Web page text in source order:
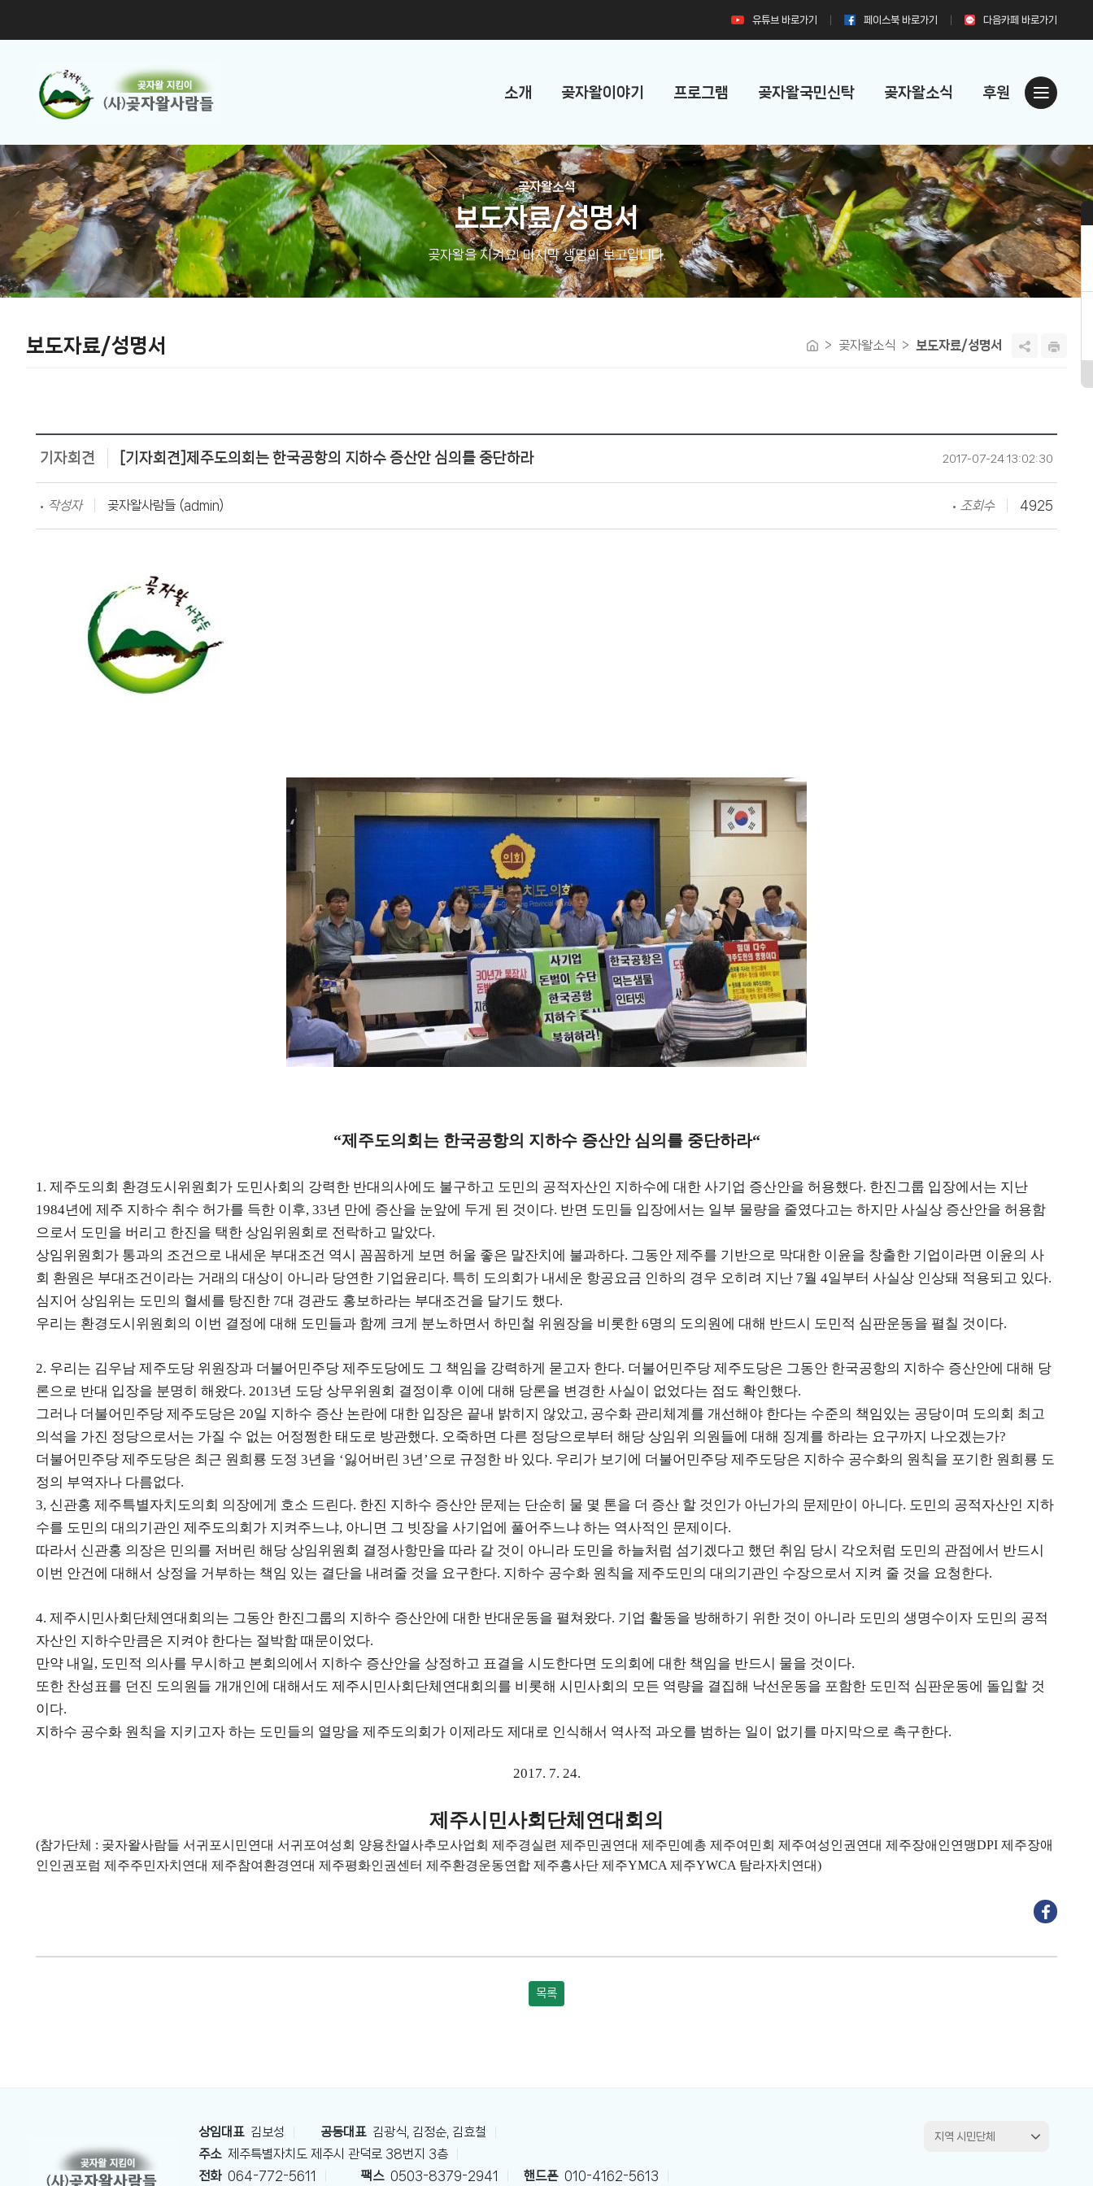
유튜브 바로가기 페이스북 바로가기 다음카페 바로가기
소개 곶자왈이야기 프로그램 곶자왈국민신탁 곶자왈소식 후원
곶자왈소식
보도자료/성명서
곶자왈을 지켜요! 마지막 생명의 보고입니다.
보도자료/성명서 곶자왈소식 보도자료/성명서
기자회견 [기자회견]제주도의회는 한국공항의 지하수 증산안 심의를 중단하라 2017-07-24 13:02:30
작성자 곶자왈사람들 (admin) 조회수 4925
“제주도의회는 한국공항의 지하수 증산안 심의를 중단하라“
1. 제주도의회 환경도시위원회가 도민사회의 강력한 반대의사에도 불구하고 도민의 공적자산인 지하수에 대한 사기업 증산안을 허용했다. 한진그룹 입장에서는 지난
1984년에 제주 지하수 취수 허가를 득한 이후, 33년 만에 증산을 눈앞에 두게 된 것이다. 반면 도민들 입장에서는 일부 물량을 줄였다고는 하지만 사실상 증산안을 허용함
으로서 도민을 버리고 한진을 택한 상임위원회로 전락하고 말았다.
상임위원회가 통과의 조건으로 내세운 부대조건 역시 꼼꼼하게 보면 허울 좋은 말잔치에 불과하다. 그동안 제주를 기반으로 막대한 이윤을 창출한 기업이라면 이윤의 사
회 환원은 부대조건이라는 거래의 대상이 아니라 당연한 기업윤리다. 특히 도의회가 내세운 항공요금 인하의 경우 오히려 지난 7월 4일부터 사실상 인상돼 적용되고 있다.
심지어 상임위는 도민의 혈세를 탕진한 7대 경관도 홍보하라는 부대조건을 달기도 했다.
우리는 환경도시위원회의 이번 결정에 대해 도민들과 함께 크게 분노하면서 하민철 위원장을 비롯한 6명의 도의원에 대해 반드시 도민적 심판운동을 펼칠 것이다.
2. 우리는 김우남 제주도당 위원장과 더불어민주당 제주도당에도 그 책임을 강력하게 묻고자 한다. 더불어민주당 제주도당은 그동안 한국공항의 지하수 증산안에 대해 당
론으로 반대 입장을 분명히 해왔다. 2013년 도당 상무위원회 결정이후 이에 대해 당론을 변경한 사실이 없었다는 점도 확인했다.
그러나 더불어민주당 제주도당은 20일 지하수 증산 논란에 대한 입장은 끝내 밝히지 않았고, 공수화 관리체계를 개선해야 한다는 수준의 책임있는 공당이며 도의회 최고
의석을 가진 정당으로서는 가질 수 없는 어정쩡한 태도로 방관했다. 오죽하면 다른 정당으로부터 해당 상임위 의원들에 대해 징계를 하라는 요구까지 나오겠는가?
더불어민주당 제주도당은 최근 원희룡 도정 3년을 ‘잃어버린 3년’으로 규정한 바 있다. 우리가 보기에 더불어민주당 제주도당은 지하수 공수화의 원칙을 포기한 원희룡 도
정의 부역자나 다름없다.
3, 신관홍 제주특별자치도의회 의장에게 호소 드린다. 한진 지하수 증산안 문제는 단순히 물 몇 톤을 더 증산 할 것인가 아닌가의 문제만이 아니다. 도민의 공적자산인 지하
수를 도민의 대의기관인 제주도의회가 지켜주느냐, 아니면 그 빗장을 사기업에 풀어주느냐 하는 역사적인 문제이다.
따라서 신관홍 의장은 민의를 저버린 해당 상임위원회 결정사항만을 따라 갈 것이 아니라 도민을 하늘처럼 섬기겠다고 했던 취임 당시 각오처럼 도민의 관점에서 반드시
이번 안건에 대해서 상정을 거부하는 책임 있는 결단을 내려줄 것을 요구한다. 지하수 공수화 원칙을 제주도민의 대의기관인 수장으로서 지켜 줄 것을 요청한다.
4. 제주시민사회단체연대회의는 그동안 한진그룹의 지하수 증산안에 대한 반대운동을 펼쳐왔다. 기업 활동을 방해하기 위한 것이 아니라 도민의 생명수이자 도민의 공적
자산인 지하수만큼은 지켜야 한다는 절박함 때문이었다.
만약 내일, 도민적 의사를 무시하고 본회의에서 지하수 증산안을 상정하고 표결을 시도한다면 도의회에 대한 책임을 반드시 물을 것이다.
또한 찬성표를 던진 도의원들 개개인에 대해서도 제주시민사회단체연대회의를 비롯해 시민사회의 모든 역량을 결집해 낙선운동을 포함한 도민적 심판운동에 돌입할 것
이다.
지하수 공수화 원칙을 지키고자 하는 도민들의 열망을 제주도의회가 이제라도 제대로 인식해서 역사적 과오를 범하는 일이 없기를 마지막으로 촉구한다.
2017. 7. 24.
제주시민사회단체연대회의
(참가단체 : 곶자왈사람들 서귀포시민연대 서귀포여성회 양용찬열사추모사업회 제주경실련 제주민권연대 제주민예총 제주여민회 제주여성인권연대 제주장애인연맹DPI 제주장애
인인권포럼 제주주민자치연대 제주참여환경연대 제주평화인권센터 제주환경운동연합 제주흥사단 제주YMCA 제주YWCA 탐라자치연대)
목록
상임대표 김보성 공동대표 김광식, 김정순, 김효철
주소 제주특별자치도 제주시 관덕로 38번지 3층
전화 064-772-5611 팩스 0503-8379-2941 핸드폰 010-4162-5613